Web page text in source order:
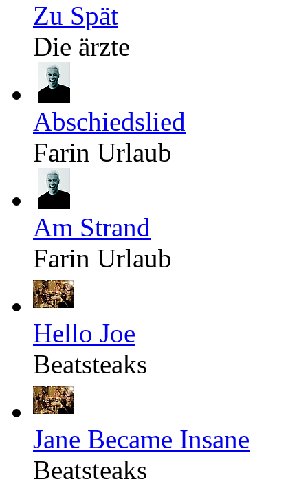
Zu Spät
Die ärzte
Abschiedslied
Farin Urlaub
Am Strand
Farin Urlaub
Hello Joe
Beatsteaks
Jane Became Insane
Beatsteaks